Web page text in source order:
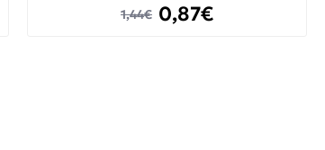
0,87€
1,44€